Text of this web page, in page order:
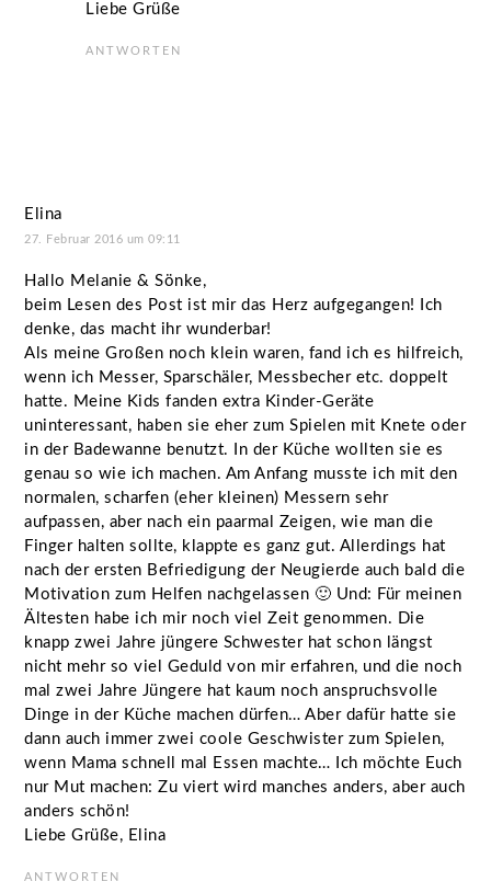
Liebe Grüße
ANTWORTEN
Elina
27. Februar 2016 um 09:11
Hallo Melanie & Sönke,
beim Lesen des Post ist mir das Herz aufgegangen! Ich
denke, das macht ihr wunderbar!
Als meine Großen noch klein waren, fand ich es hilfreich,
wenn ich Messer, Sparschäler, Messbecher etc. doppelt
hatte. Meine Kids fanden extra Kinder-Geräte
uninteressant, haben sie eher zum Spielen mit Knete oder
in der Badewanne benutzt. In der Küche wollten sie es
genau so wie ich machen. Am Anfang musste ich mit den
normalen, scharfen (eher kleinen) Messern sehr
aufpassen, aber nach ein paarmal Zeigen, wie man die
Finger halten sollte, klappte es ganz gut. Allerdings hat
nach der ersten Befriedigung der Neugierde auch bald die
Motivation zum Helfen nachgelassen 🙂 Und: Für meinen
Ältesten habe ich mir noch viel Zeit genommen. Die
knapp zwei Jahre jüngere Schwester hat schon längst
nicht mehr so viel Geduld von mir erfahren, und die noch
mal zwei Jahre Jüngere hat kaum noch anspruchsvolle
Dinge in der Küche machen dürfen… Aber dafür hatte sie
dann auch immer zwei coole Geschwister zum Spielen,
wenn Mama schnell mal Essen machte… Ich möchte Euch
nur Mut machen: Zu viert wird manches anders, aber auch
anders schön!
Liebe Grüße, Elina
ANTWORTEN